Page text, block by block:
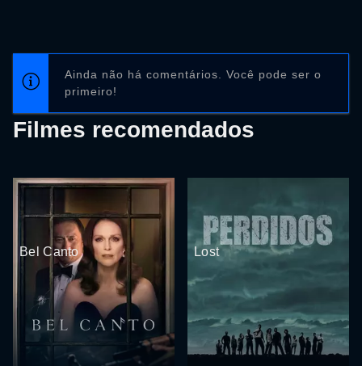
Ainda não há comentários. Você pode ser o
primeiro!
Filmes recomendados
Bel Canto Lost